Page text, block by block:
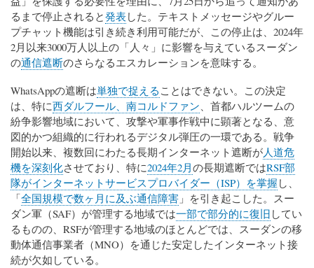
るまで停止されると発表した。テキストメッセージやグルー
プチャット機能は引き続き利用可能だが、この停止は、2024年
2月以来3000万人以上の「人々」に影響を与えているスーダン
の通信遮断のさらなるエスカレーションを意味する。
WhatsAppの遮断は単独で捉える ことはできない。この決定
は、特に西ダルフール、南コルドファン、首都ハルツームの
紛争影響地域において、攻撃や軍事作戦中に顕著となる、意
図的かつ組織的に行われるデジタル弾圧の一環である。戦争
開始以来、複数回にわたる長期インターネット遮断が人道危
機を深刻化させており、特に2024年2月の長期遮断ではRSF部
隊がインターネットサービスプロバイダー（ISP）を掌握 し、
「全国規模で数ヶ月に及ぶ通信障害 」を引き起こした。スー
ダン軍（SAF）が管理する地域では一部で部分的に復旧 してい
るものの、RSFが管理する地域のほとんどでは、スーダンの移
動体通信事業者（MNO）を通じた安定したインターネット接
続が欠如している。